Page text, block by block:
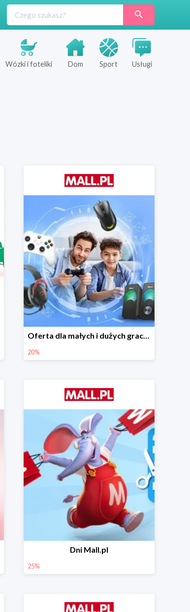
Wózki i foteliki Dom Sport Usługi
Oferta dla małych i dużych graczy w Mall.pl do -20%
20%
Dni Mall.pl
25%